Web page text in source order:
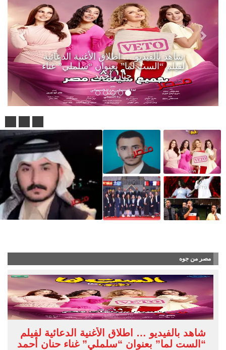
شاهد بالفيديو … اطلاق الأغنية الدعائية
لفيلم “الست لما” بعنوان “سلملي” غناء
حنان أحمد
مصر من جوه
شاهد بالفيديو … اطلاق الأغنية الدعائية لفيلم
“الست لما” بعنوان “سلملي” غناء حنان أحمد